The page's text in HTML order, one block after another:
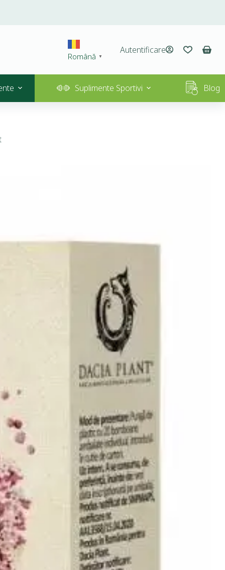
Română ▼
Autentificare
Suplimente Sportivi Blog